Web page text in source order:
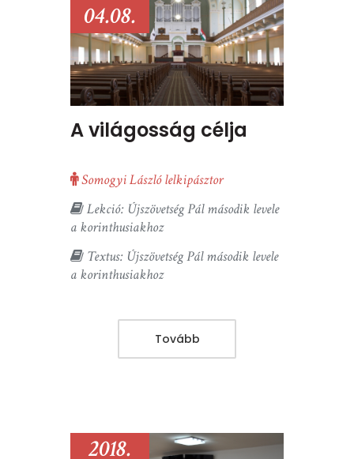
A világosság célja
04.08.
Somogyi László lelkipásztor
Lekció: Újszövetség Pál második levele
a korinthusiakhoz
Textus: Újszövetség Pál második levele
a korinthusiakhoz
Tovább
2018.